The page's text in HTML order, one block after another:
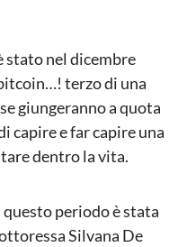
stato nel dicembre
terzo di una
giungeranno a quota
capire e far capire una
dentro la vita.
periodo è stata
Silvana De